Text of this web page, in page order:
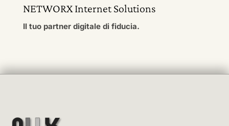
NETWORX Internet Solutions
Il tuo partner digitale di fiducia.